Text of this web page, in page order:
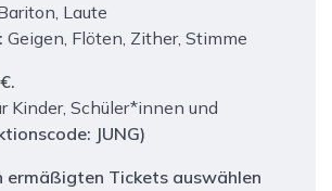
Laute
Geigen, Flöten, Zither, Stimme
Kinder, Schüler*innen und
JUNG)
ermäßigten Tickets auswählen